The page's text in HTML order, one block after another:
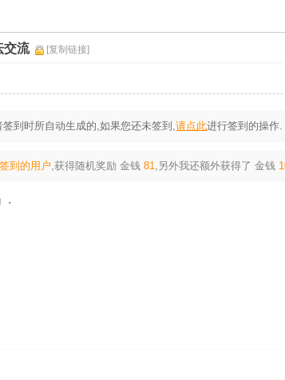
交流 [复制链接]
到时所自动生成的,如果您还未签到,请点此进行签到的操作.
到的用户,获得随机奖励金钱81,另外我还额外获得了 金钱
」.